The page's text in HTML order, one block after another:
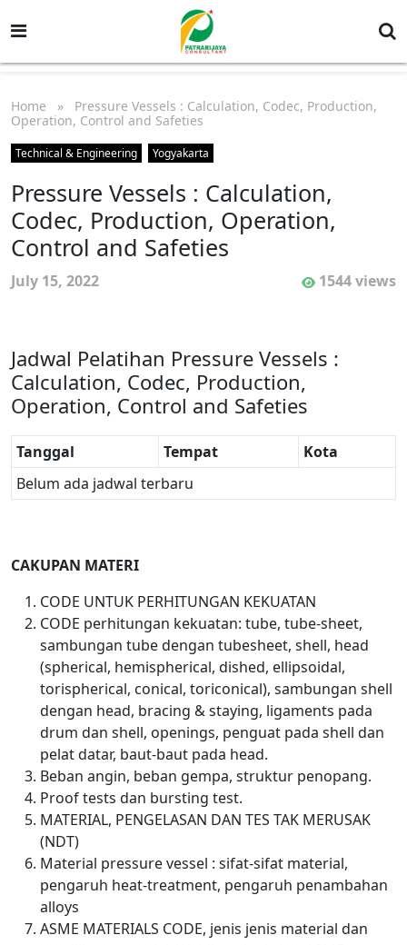
Home » Pressure Vessels : Calculation, Codec, Production,
Operation, Control and Safeties
Technical & Engineering Yogyakarta
Pressure Vessels : Calculation,
Codec, Production, Operation,
Control and Safeties
July 15, 2022 1544 views
Jadwal Pelatihan Pressure Vessels :
Calculation, Codec, Production,
Operation, Control and Safeties
Tanggal Tempat
Kota
Belum ada jadwal terbaru
CAKUPAN MATERI
CODE UNTUK PERHITUNGAN KEKUATAN
CODE perhitungan kekuatan: tube, tube-sheet,
sambungan tube dengan tubesheet, shell, head
(spherical, hemispherical, dished, ellipsoidal,
torispherical, conical, toriconical), sambungan shell
dengan head, bracing & staying, ligaments pada
drum dan shell, openings, penguat pada shell dan
pelat datar, baut-baut pada head.
Beban angin, beban gempa, struktur penopang.
Proof tests dan bursting test.
MATERIAL, PENGELASAN DAN TES TAK MERUSAK
(NDT)
Material pressure vessel : sifat-sifat material,
pengaruh heat-treatment, pengaruh penambahan
alloys
ASME MATERIALS CODE, jenis jenis material dan